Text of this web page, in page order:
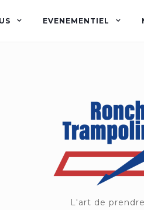
EVENEMENTIEL
L'art de